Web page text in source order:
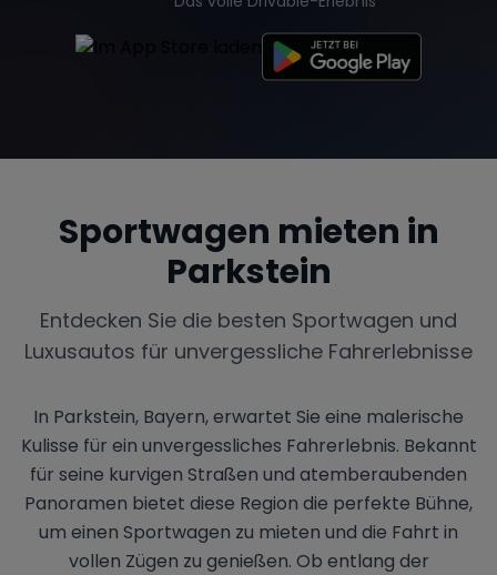
Sportwagen mieten in
Parkstein
Entdecken Sie die besten Sportwagen und
Luxusautos für unvergessliche Fahrerlebnisse
In Parkstein, Bayern, erwartet Sie eine malerische
Kulisse für ein unvergessliches Fahrerlebnis. Bekannt
für seine kurvigen Straßen und atemberaubenden
Panoramen bietet diese Region die perfekte Bühne,
um einen Sportwagen zu mieten und die Fahrt in
vollen Zügen zu genießen. Ob entlang der